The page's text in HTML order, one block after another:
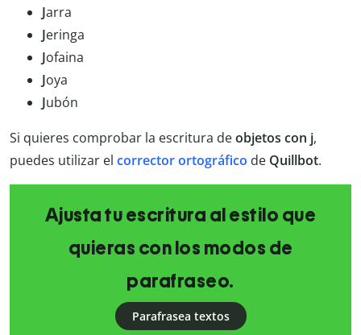
Jarra
Jeringa
Jofaina
Joya
Jubón
Si quieres comprobar la escritura deobjetos con j,
puedes utilizar el corrector ortográfico de Quillbot.
Ajusta tu escritura al estilo que
quieras con los modos de
parafraseo.
Parafrasea textos